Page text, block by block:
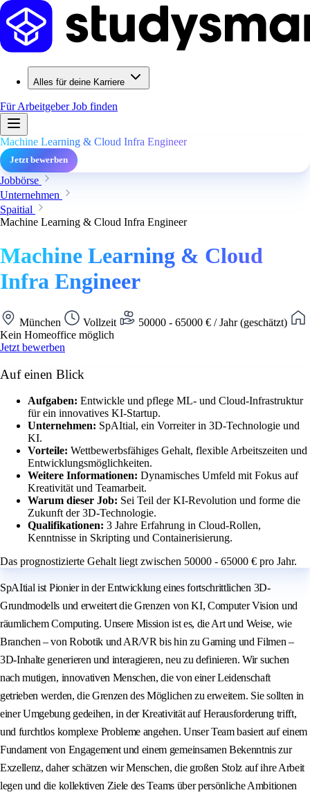
Alles für deine Karriere
Für ArbeitgeberJob finden
Machine Learning & Cloud Infra Engineer
Jetzt bewerben
Jobbörse
Unternehmen
Spaitial
Machine Learning & Cloud Infra Engineer
Machine Learning & Cloud
Infra Engineer
München Vollzeit
50000 - 65000 € / Jahr (geschätzt)
Kein Homeoffice möglich
Jetzt bewerben
Auf einen Blick
Aufgaben: Entwickle und pflege ML- und Cloud-Infrastruktur
für ein innovatives KI-Startup.
Unternehmen: SpAItial, ein Vorreiter in 3D-Technologie und
KI.
Vorteile: Wettbewerbsfähiges Gehalt, flexible Arbeitszeiten und
Entwicklungsmöglichkeiten.
Weitere Informationen: Dynamisches Umfeld mit Fokus auf
Kreativität und Teamarbeit.
Warum dieser Job: Sei Teil der KI-Revolution und forme die
Zukunft der 3D-Technologie.
Qualifikationen: 3 Jahre Erfahrung in Cloud-Rollen,
Kenntnisse in Skripting und Containerisierung.
Das prognostizierte Gehalt liegt zwischen 50000 - 65000 € pro Jahr.
SpAItial ist Pionier in der Entwicklung eines fortschrittlichen 3D-
Grundmodells und erweitert die Grenzen von KI, Computer Vision und
räumlichem Computing. Unsere Mission ist es, die Art und Weise, wie
Branchen – von Robotik und AR/VR bis hin zu Gaming und Filmen –
3D-Inhalte generieren und interagieren, neu zu definieren. Wir suchen
nach mutigen, innovativen Menschen, die von einer Leidenschaft
getrieben werden, die Grenzen des Möglichen zu erweitern. Sie sollten in
einer Umgebung gedeihen, in der Kreativität auf Herausforderung trifft,
und furchtlos komplexe Probleme angehen. Unser Team basiert auf einem
Fundament von Engagement und einem gemeinsamen Bekenntnis zur
Exzellenz, daher schätzen wir Menschen, die großen Stolz auf ihre Arbeit
legen und die kollektiven Ziele des Teams über persönliche Ambitionen